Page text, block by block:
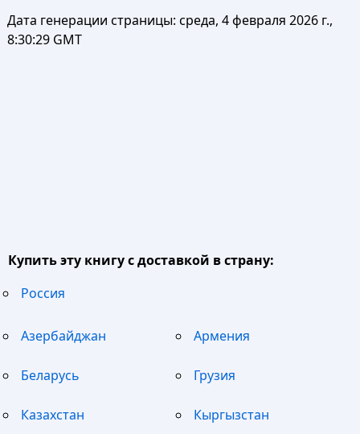
Дата генерации страницы: среда, 4 февраля 2026 г.,
8:30:29 GMT
Купить эту книгу с доставкой в страну:
Россия
Азербайджан Армения
Беларусь Грузия
Казахстан Кыргызстан